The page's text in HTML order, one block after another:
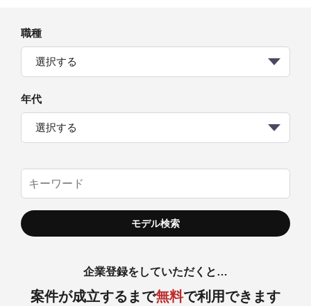
職種
選択する
年代
選択する
企業登録をしていただくと…
案件が成立するまで無料で利用できます